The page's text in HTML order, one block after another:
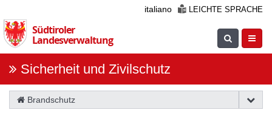
Sie
die
Navigation
italiano LEICHTE SPRACHE
Südtiroler
Landesverwaltung
Suche
Sicherheit und Zivilschutz
Brandschutz